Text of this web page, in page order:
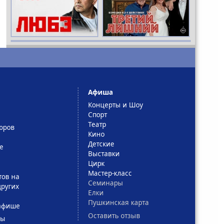
на
Афиша
Концерты и Шоу
Спорт
Театр
Кино
Детские
Выставки
Цирк
Мастер-класс
Семинары
Елки
Пушкинская карта
Оставить отзыв